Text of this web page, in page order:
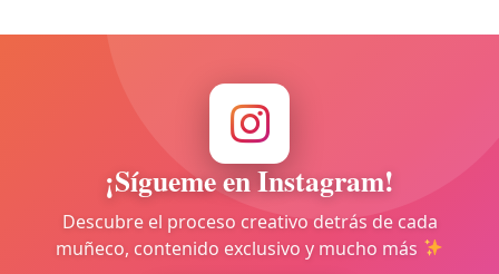
¡Sígueme en Instagram!
Descubre el proceso creativo detrás de cada
muñeco, contenido exclusivo y mucho más